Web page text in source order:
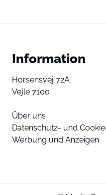
Information
Horsensvej 72A
Vejle 7100
Über uns
Datenschutz- und
Werbung und Anzeigen